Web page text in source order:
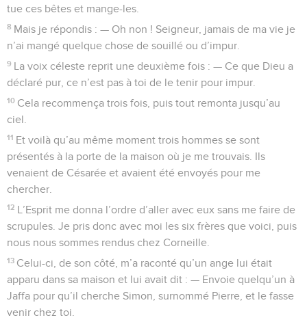
tue ces bêtes et mange-les.
8 Mais je répondis : — Oh non ! Seigneur, jamais de ma vie je
n’ai mangé quelque chose de souillé ou d’impur.
9 La voix céleste reprit une deuxième fois : — Ce que Dieu a
déclaré pur, ce n’est pas à toi de le tenir pour impur.
10 Cela recommença trois fois, puis tout remonta jusqu’au
ciel.
11 Et voilà qu’au même moment trois hommes se sont
présentés à la porte de la maison où je me trouvais. Ils
venaient de Césarée et avaient été envoyés pour me
chercher.
12 L’Esprit me donna l’ordre d’aller avec eux sans me faire de
scrupules. Je pris donc avec moi les six frères que voici, puis
nous nous sommes rendus chez Corneille.
13 Celui-ci, de son côté, m’a raconté qu’un ange lui était
apparu dans sa maison et lui avait dit : — Envoie quelqu’un à
Jaffa pour qu’il cherche Simon, surnommé Pierre, et le fasse
venir chez toi.